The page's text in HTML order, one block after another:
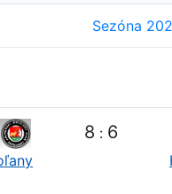
Sezóna
8 : 6